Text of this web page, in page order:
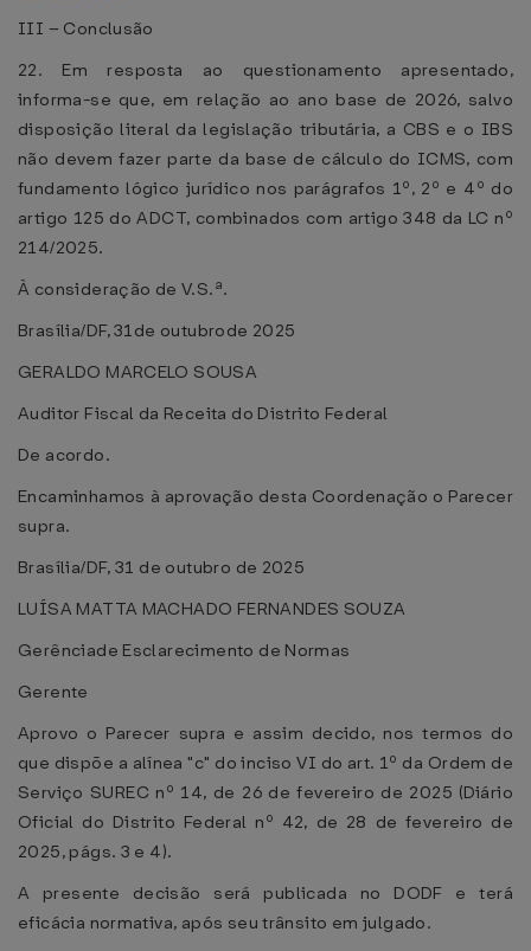
III – Conclusão
22. Em resposta ao questionamento apresentado,
informa-se que, em relação ao ano base de 2026, salvo
disposição literal da legislação tributária, a CBS e o IBS
não devem fazer parte da base de cálculo do ICMS, com
fundamento lógico jurídico nos parágrafos 1º, 2º e 4º do
artigo 125 do ADCT, combinados com artigo 348 da LC nº
214/2025.
À consideração de V.S.ª.
Brasília/DF, 31de outubrode 2025
GERALDO MARCELO SOUSA
Auditor Fiscal da Receita do Distrito Federal
De acordo.
Encaminhamos à aprovação desta Coordenação o Parecer
supra.
Brasília/DF, 31 de outubro de 2025
LUÍSA MATTA MACHADO FERNANDES SOUZA
Gerênciade Esclarecimento de Normas
Gerente
Aprovo o Parecer supra e assim decido, nos termos do
que dispõe a alínea "c" do inciso VI do art. 1º da Ordem de
Serviço SUREC nº 14, de 26 de fevereiro de 2025 (Diário
Oficial do Distrito Federal nº 42, de 28 de fevereiro de
2025, págs. 3 e 4).
A presente decisão será publicada no DODF e terá
eficácia normativa, após seu trânsito em julgado.